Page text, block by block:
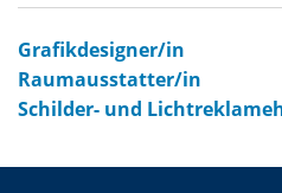
Grafikdesigner/in
Raumausstatter/in
Schilder- und